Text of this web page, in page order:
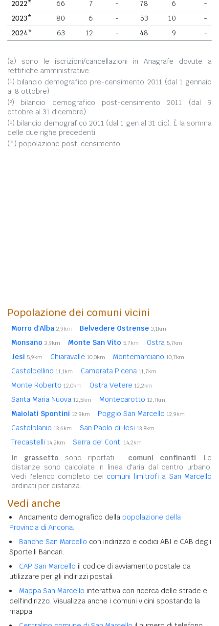
2022*
66 7 - 78 6
-
2023*
80 6 - 53 10
-
2024*
63 12 - 48 9 -
(a) sono le iscrizioni/cancellazioni in Anagrafe dovute a
rettifiche amministrative.
(¹) bilancio demografico pre-censimento 2011 (dal 1 gennaio
al 8 ottobre)
(²) bilancio demografico post-censimento 2011 (dal 9
ottobre al 31 dicembre)
(³) bilancio demografico 2011 (dal 1 gen al 31 dic). È la somma
delle due righe precedenti.
(*) popolazione post-censimento
Popolazione dei comuni vicini
Morro d'Alba 2,9km Belvedere Ostrense 3,1km
Monsano 3,9km Monte San Vito 5,7km Ostra 5,7km
Jesi 5,9km Chiaravalle 10,0km Montemarciano 10,7km
Castelbellino 11,1km Camerata Picena 11,7km
Monte Roberto 12,0km Ostra Vetere 12,2km
Santa Maria Nuova 12,5km Montecarotto 12,7km
Maiolati Spontini 12,9km Poggio San Marcello 12,9km
Castelplanio 13,6km San Paolo di Jesi 13,8km
Trecastelli 14,2km Serra de' Conti 14,2km
In grassetto sono riportati i comuni confinanti. Le
distanze sono calcolate in linea d'aria dal centro urbano.
Vedi l'elenco completo dei comuni limitrofi a San Marcello
ordinati per distanza.
Vedi anche
Andamento demografico della popolazione della
Provincia di Ancona.
Banche San Marcello con indirizzo e codici ABI e CAB degli
Sportelli Bancari.
CAP San Marcello il codice di avviamento postale da
utilizzare per gli indirizzi postali.
Mappa San Marcello interattiva con ricerca delle strade e
dell'indirizzo. Visualizza anche i comuni vicini spostando la
mappa.